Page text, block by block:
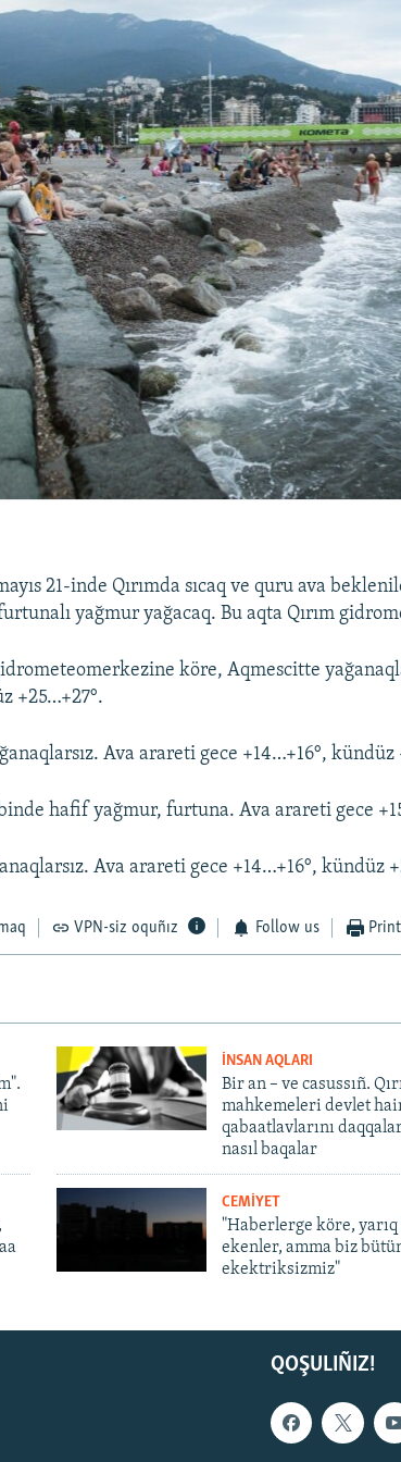
21-inde Qırımda sıcaq ve quru ava
yağmur yağacaq. Bu aqta Qırım
köre, Aqmescitte
+25…+27°.
Ava arareti gece +14…+16°, kündüz
hafif yağmur, furtuna. Ava arareti gece
Ava arareti gece +14…+16°, kündüz
VPN-siz oquñız Follow us Print
İNSAN AQLARI
Bir an – ve casussıñ.
mahkemeleri devlet
qabaatlavlarını
nasıl baqalar
CEMİYET
"Haberlerge köre, yarıq
ekenler, amma biz
ekektriksizmiz"
QOŞULIÑIZ!